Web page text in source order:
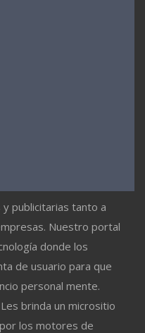
publicitarias tanto a
Nuestro portal
donde los
de usuario para que
personal mente.
brinda un micrositio
los motores de